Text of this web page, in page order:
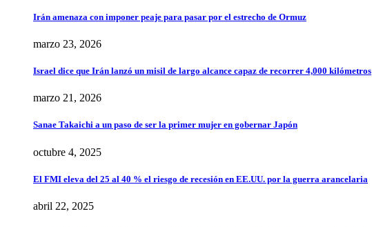
Irán amenaza con imponer peaje para pasar por el estrecho de Ormuz
marzo 23, 2026
Israel dice que Irán lanzó un misil de largo alcance capaz de recorrer 4,000 kilómetros
marzo 21, 2026
Sanae Takaichi a un paso de ser la primer mujer en gobernar Japón
octubre 4, 2025
El FMI eleva del 25 al 40 % el riesgo de recesión en EE.UU. por la guerra arancelaria
abril 22, 2025